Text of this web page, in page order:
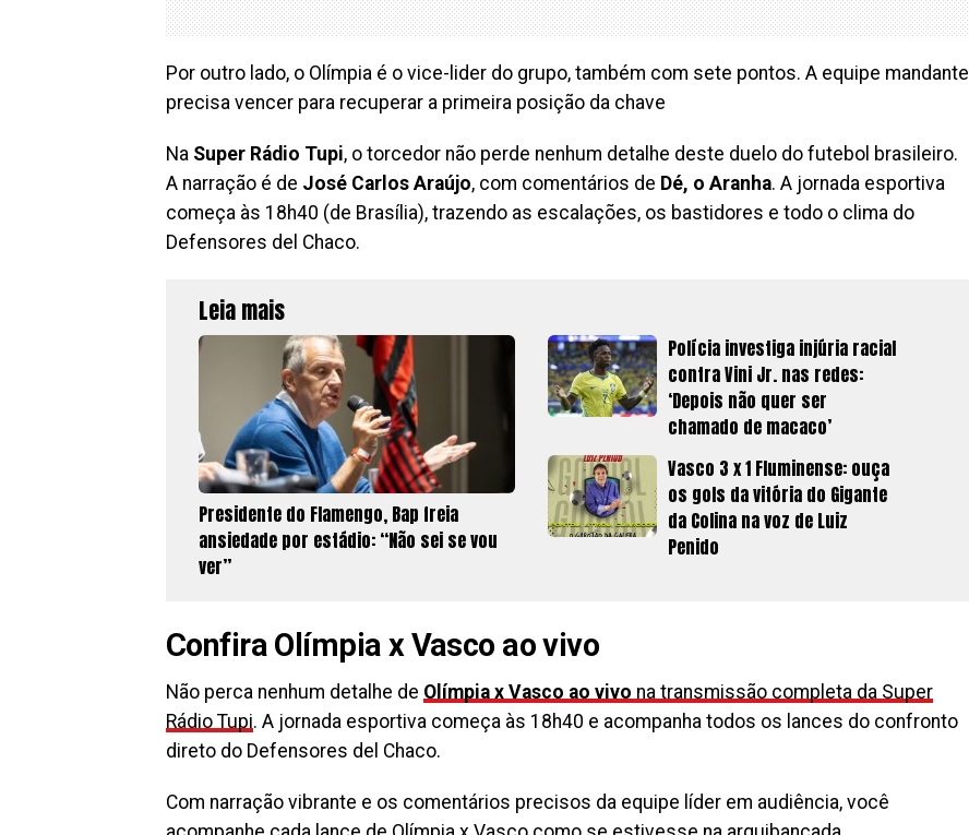
Por outro lado, o Olímpia é o vice-lider do grupo, também com sete pontos. A equipe mandante
precisa vencer para recuperar a primeira posição da chave
Na Super Rádio Tupi, o torcedor não perde nenhum detalhe deste duelo do futebol brasileiro.
A narração é de José Carlos Araújo, com comentários de Dé, o Aranha. A jornada esportiva
começa às 18h40 (de Brasília), trazendo as escalações, os bastidores e todo o clima do
Defensores del Chaco.
Leia mais
Presidente do Flamengo, Bap freia
ansiedade por estádio: “Não sei se vou
ver”
Polícia investiga injúria racial
contra Vini Jr. nas redes:
‘Depois não quer ser
chamado de macaco’
Vasco 3 x 1 Fluminense: ouça
os gols da vitória do Gigante
da Colina na voz de Luiz
Penido
Confira Olímpia x Vasco ao vivo
Não perca nenhum detalhe de Olímpia x Vasco ao vivo na transmissão completa da Super
Rádio Tupi. A jornada esportiva começa às 18h40 e acompanha todos os lances do confronto
direto do Defensores del Chaco.
Com narração vibrante e os comentários precisos da equipe líder em audiência, você